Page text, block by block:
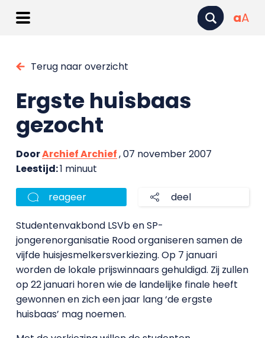
aA
Terug naar overzicht
Ergste huisbaas
gezocht
DoorArchief Archief, 07 november 2007
Leestijd:1 minuut
reageer deel
Studentenvakbond LSVb en SP-
jongerenorganisatie Rood organiseren samen de
vijfde huisjesmelkersverkiezing. Op 7 januari
worden de lokale prijswinnaars gehuldigd. Zij zullen
op 22 januari horen wie de landelijke finale heeft
gewonnen en zich een jaar lang ‘de ergste
huisbaas’ mag noemen.